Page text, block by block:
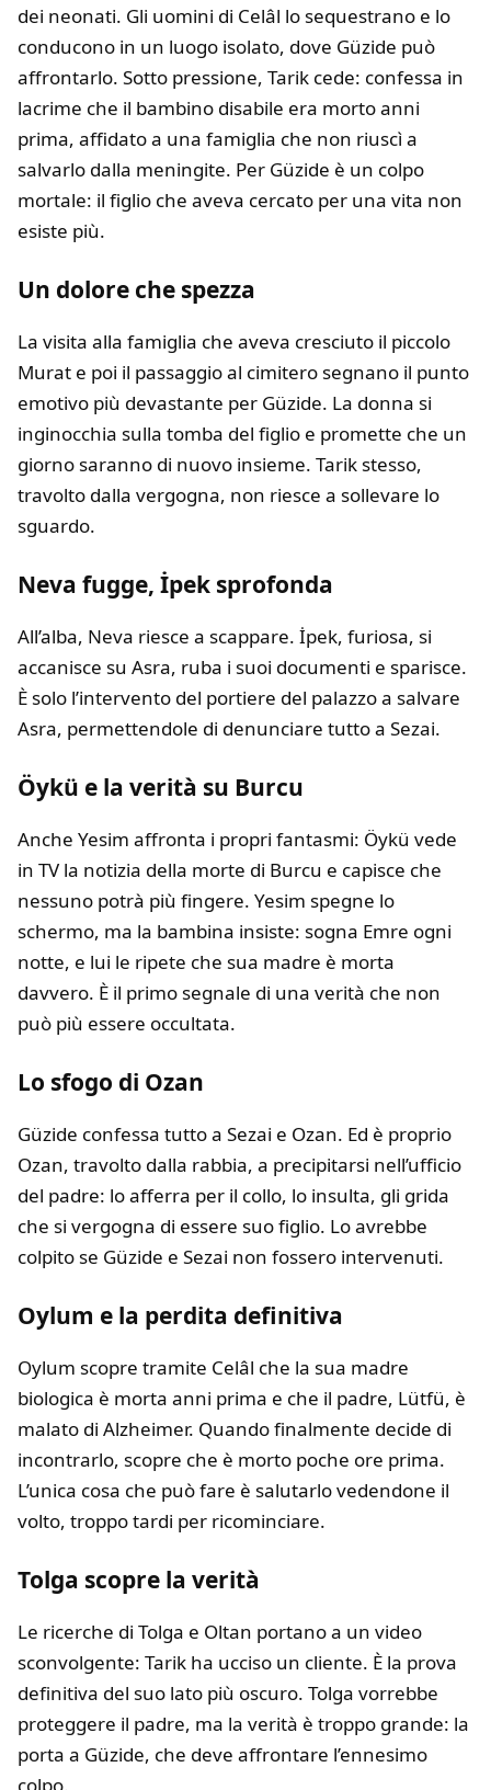
dei neonati. Gli uomini di Celâl lo sequestrano e lo
conducono in un luogo isolato, dove Güzide può
affrontarlo. Sotto pressione, Tarik cede: confessa in
lacrime che il bambino disabile era morto anni
prima, affidato a una famiglia che non riuscì a
salvarlo dalla meningite. Per Güzide è un colpo
mortale: il figlio che aveva cercato per una vita non
esiste più.
Un dolore che spezza
La visita alla famiglia che aveva cresciuto il piccolo
Murat e poi il passaggio al cimitero segnano il punto
emotivo più devastante per Güzide. La donna si
inginocchia sulla tomba del figlio e promette che un
giorno saranno di nuovo insieme. Tarik stesso,
travolto dalla vergogna, non riesce a sollevare lo
sguardo.
Neva fugge, İpek sprofonda
All’alba, Neva riesce a scappare. İpek, furiosa, si
accanisce su Asra, ruba i suoi documenti e sparisce.
È solo l’intervento del portiere del palazzo a salvare
Asra, permettendole di denunciare tutto a Sezai.
Öykü e la verità su Burcu
Anche Yesim affronta i propri fantasmi: Öykü vede
in TV la notizia della morte di Burcu e capisce che
nessuno potrà più fingere. Yesim spegne lo
schermo, ma la bambina insiste: sogna Emre ogni
notte, e lui le ripete che sua madre è morta
davvero. È il primo segnale di una verità che non
può più essere occultata.
Lo sfogo di Ozan
Güzide confessa tutto a Sezai e Ozan. Ed è proprio
Ozan, travolto dalla rabbia, a precipitarsi nell’ufficio
del padre: lo afferra per il collo, lo insulta, gli grida
che si vergogna di essere suo figlio. Lo avrebbe
colpito se Güzide e Sezai non fossero intervenuti.
Oylum e la perdita definitiva
Oylum scopre tramite Celâl che la sua madre
biologica è morta anni prima e che il padre, Lütfü, è
malato di Alzheimer. Quando finalmente decide di
incontrarlo, scopre che è morto poche ore prima.
L’unica cosa che può fare è salutarlo vedendone il
volto, troppo tardi per ricominciare.
Tolga scopre la verità
Le ricerche di Tolga e Oltan portano a un video
sconvolgente: Tarik ha ucciso un cliente. È la prova
definitiva del suo lato più oscuro. Tolga vorrebbe
proteggere il padre, ma la verità è troppo grande: la
porta a Güzide, che deve affrontare l’ennesimo